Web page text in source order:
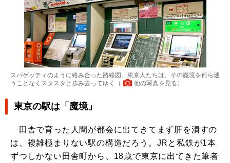
スパゲッティのように絡み合った路線図。東京人たちは、その魔境を何ら迷
うことなくスタスタと歩み去ってゆく（
他の写真を見る ）
東京の駅は「魔境」
田舎で育った人間が都会に出てきてまず肝を潰すの
は、複雑極まりない駅の構造だろう。JRと私鉄が1本
ずつしかない田舎町から、18歳で東京に出てきた筆者